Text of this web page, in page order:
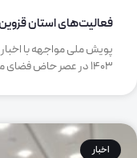
فعالیت‌های استان
پویش ملی مواجهه با
1403 در عصر حاض فضای مجازی به یکی از مهم‌ترین منابع دسترسی به
اخبار